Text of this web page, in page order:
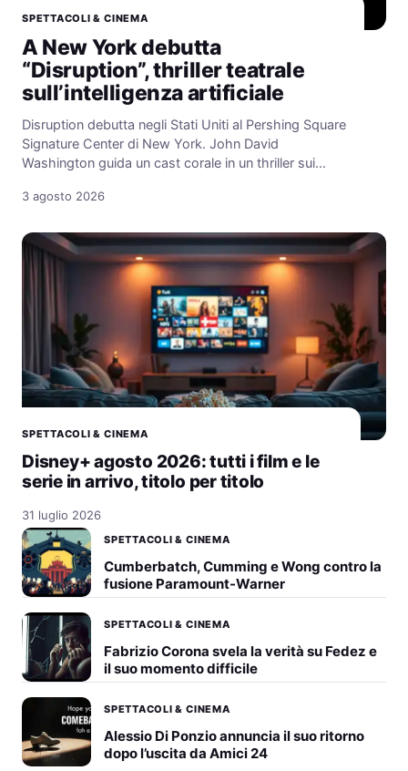
SPETTACOLI & CINEMA
A New York debutta
“Disruption”, thriller teatrale
sull’intelligenza artificiale
Disruption debutta negli Stati Uniti al Pershing Square
Signature Center di New York. John David
Washington guida un cast corale in un thriller sui…
3 agosto 2026
SPETTACOLI & CINEMA
Disney+ agosto 2026: tutti i film e le
serie in arrivo, titolo per titolo
31 luglio 2026
SPETTACOLI & CINEMA
Cumberbatch, Cumming e Wong contro la
fusione Paramount-Warner
SPETTACOLI & CINEMA
Fabrizio Corona svela la verità su Fedez e
il suo momento difficile
SPETTACOLI & CINEMA
Alessio Di Ponzio annuncia il suo ritorno
dopo l’uscita da Amici 24